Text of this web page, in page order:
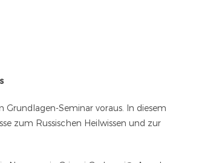
Seminar voraus. In diesem
zum Russischen Heilwissen und zur